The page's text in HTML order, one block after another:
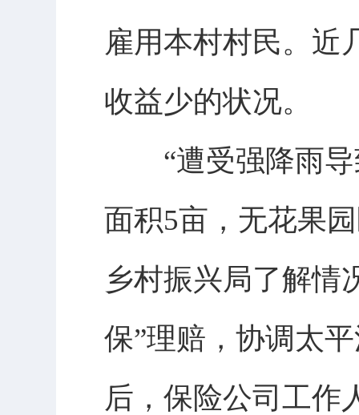
雇用本村村民。近
收益少的状况。
“遭受强降雨导
面积5亩，无花果
乡村振兴局了解情
保”理赔，协调太
后，保险公司工作